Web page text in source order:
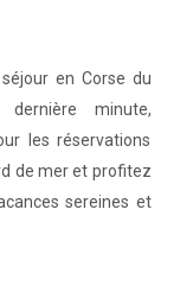
en Corse du
minute,
les réservations
de mer et profitez
sereines et